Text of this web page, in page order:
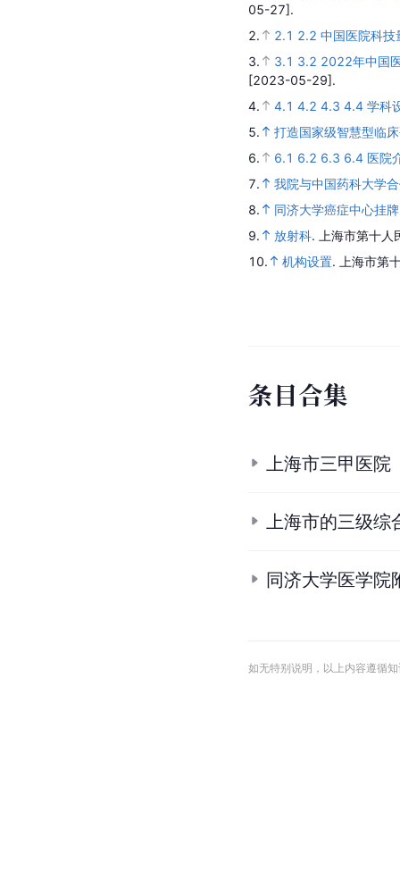
05-27].
2.
2.1 2.2 中国医院科技
3.
3.1 3.2 2022年中国
[2023-05-29].
4.
4.1 4.2 4.3 4.4 学科
5.
打造国家级智慧型临
6.
6.1 6.2 6.3 6.4 医院
7.
我院与中国药科大学
8.
同济大学癌症中心挂
9.
放射科.
上海市第十
10.
机构设置. 上海市第
条目合集
上海市三甲医院
上海市的三级综
同济大学医学院
如无特别说明，以上内容遵循